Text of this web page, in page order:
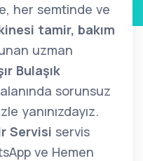
her semtinde ve
tamir, bakım
uzman
Bulaşık
alanında sorunsuz
yanınızdayız.
Servisi servis
ve Hemen